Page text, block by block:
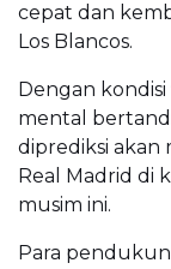
cepat dan
Los Blancos.
Dengan
mental
diprediksi akan
Real Madrid di
musim ini.
Para